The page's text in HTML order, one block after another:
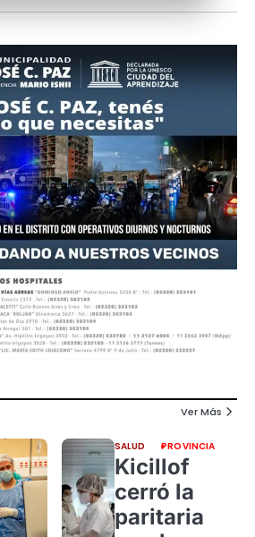
Ver Más
SALUD PROVINCIA
Kicillof
cerró la
paritaria